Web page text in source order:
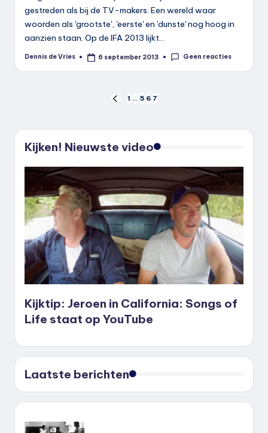
gestreden als bij de TV-makers. Een wereld waar
woorden als 'grootste', 'eerste' en 'dunste' nog hoog in
aanzien staan. Op de IFA 2013 lijkt…
Geplaatst
Dennis de Vries 6 september 2013 Geen reacties
paginering
VORIGE
1 … 5 6 7
Kijken! Nieuwste video
Kijktip: Jeroen in California: Songs of
Life staat op YouTube
Laatste berichten